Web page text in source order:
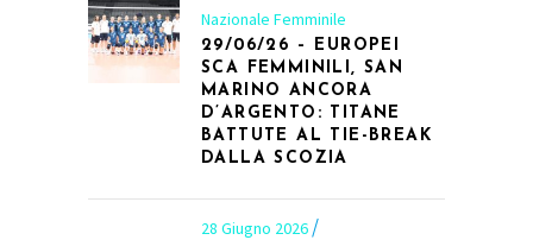
Nazionale Femminile
29/06/26 – EUROPEI
SCA FEMMINILI, SAN
MARINO ANCORA
D’ARGENTO: TITANE
BATTUTE AL TIE-BREAK
DALLA SCOZIA
28 Giugno 2026